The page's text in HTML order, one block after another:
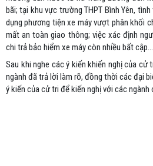
bãi; tại khu vực trường THPT Bình Yên,
dụng phương tiện xe máy vượt phân khối
mất an toàn giao thông; việc xác định
chi trả bảo hiểm xe máy còn nhiều bất cập...
Sau khi nghe các ý kiến khiến nghị của cử
ngành đã trả lời làm rõ, đồng thời các đại
ý kiến của cử tri để kiến nghị với các